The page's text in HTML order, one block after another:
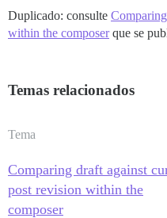
Duplicado: consulte
within the composerque se
Temas relacionados
Tema
Comparing draft against
post revision within the
composer